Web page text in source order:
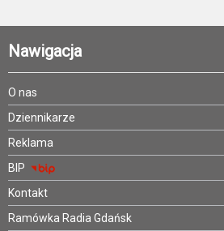
Nawigacja
O nas
Dziennikarze
Reklama
BIP
Kontakt
Ramówka Radia Gdańsk